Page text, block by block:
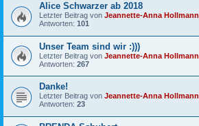
Alice Schwarzer ab 2018
Letzter Beitrag von Jeannette-Anna Hollmann
Antworten: 101
Unser Team sind wir :)))
Letzter Beitrag von Jeannette-Anna Hollmann
Antworten: 267
Danke!
Letzter Beitrag von Jeannette-Anna Hollmann
Antworten: 23